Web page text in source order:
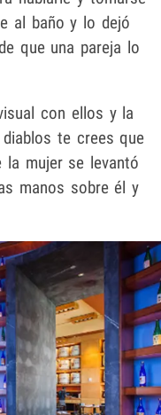
al baño y lo dejó
que una pareja lo
con ellos y la
diablos te crees que
la mujer se levantó
manos sobre él y